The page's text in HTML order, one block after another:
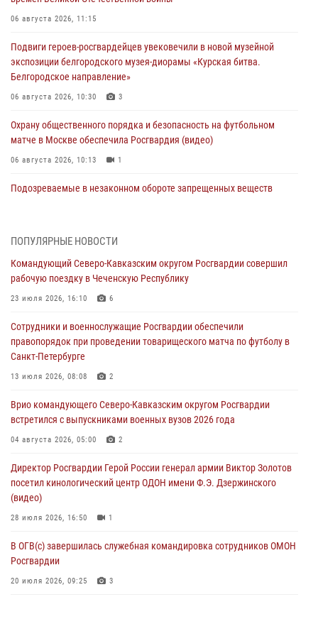
06 августа 2026, 11:15
Подвиги героев‑росгвардейцев увековечили в новой музейной
экспозиции белгородского музея‑диорамы «Курская битва.
Белгородское направление»
06 августа 2026, 10:30 3
Охрану общественного порядка и безопасность на футбольном
матче в Москве обеспечила Росгвардия (видео)
06 августа 2026, 10:13 1
Подозреваемые в незаконном обороте запрещенных веществ
подозреваемые в страховом мошенничестве
06 августа 2026, 08:56
форуме в Астрахани
06 августа 2026, 08:27 3
Росгвардейцы задержали стрелявшего из пускового устройства
06 августа 2026, 08:18 3
В Новосибирске спецназ Росгвардии оказал содействие при
вымогательстве (видео)
1
ПОПУЛЯРНЫЕ НОВОСТИ
Командующий Северо-Кавказским округом Росгвардии совершил
рабочую поездку в Чеченскую Республику
23 июля 2026, 16:10 6
Сотрудники и военнослужащие Росгвардии обеспечили
правопорядок при проведении товарищеского матча по футболу в
Санкт-Петербурге
13 июля 2026, 08:08 2
Врио командующего Северо-Кавказским округом Росгвардии
встретился с выпускниками военных вузов 2026 года
04 августа 2026, 05:00 2
Директор Росгвардии Герой России генерал армии Виктор Золотов
посетил кинологический центр ОДОН имени Ф.Э. Дзержинского
(видео)
28 июля 2026, 16:50 1
В ОГВ(с) завершилась служебная командировка сотрудников ОМОН
Росгвардии
20 июля 2026, 09:25 3